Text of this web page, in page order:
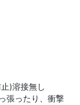
)溶接無し
張ったり、衝撃